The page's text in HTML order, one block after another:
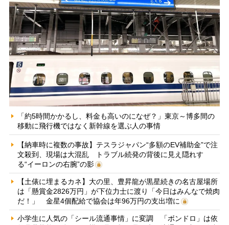
「約5時間かかるし、料金も高いのになぜ？」東京～博多間の
移動に飛行機ではなく新幹線を選ぶ人の事情
【納車時に複数の事故】テスラジャパン“多額のEV補助金”で注
文殺到、現場は大混乱 トラブル続発の背後に見え隠れす
る“イーロンの右腕”の影
【土俵に埋まるカネ】大の里、豊昇龍が黒星続きの名古屋場所
は「懸賞金2826万円」が下位力士に渡り「今日はみんなで焼肉
だ！」 金星4個配給で協会は年96万円の支出増に
小学生に人気の「シール流通事情」に変調 「ボンドロ」は依